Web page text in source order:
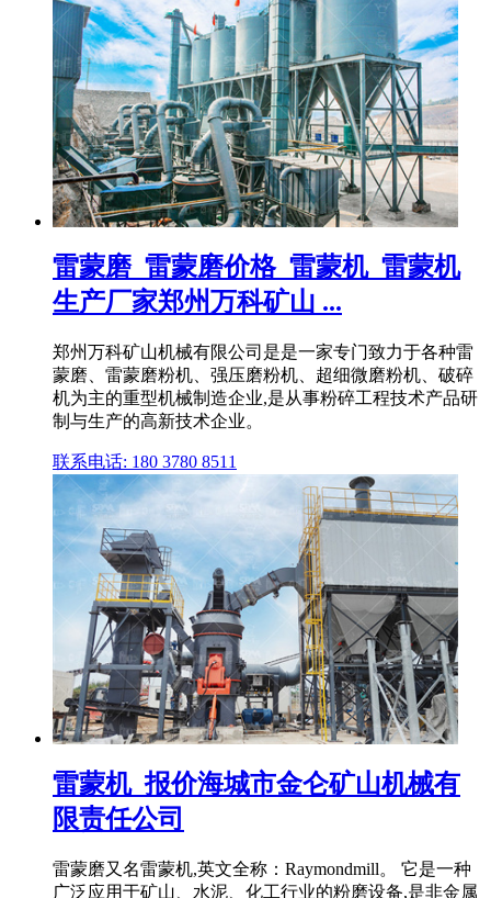
雷蒙磨_雷蒙磨价格_雷蒙机_雷蒙机
生产厂家郑州万科矿山 ...
郑州万科矿山机械有限公司是是一家专门致力于各种雷
蒙磨、雷蒙磨粉机、强压磨粉机、超细微磨粉机、破碎
机为主的重型机械制造企业,是从事粉碎工程技术产品研
制与生产的高新技术企业。
联系电话: 180 3780 8511
雷蒙机_报价海城市金仑矿山机械有
限责任公司
雷蒙磨又名雷蒙机,英文全称：Raymondmill。 它是一种
广泛应用于矿山、水泥、化工行业的粉磨设备,是非金属